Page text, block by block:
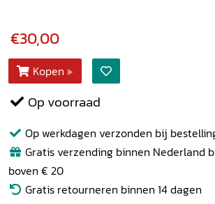
€30,00
Kopen
Op voorraad
Op werkdagen verzonden bij
Gratis verzending binnen Nederland
boven € 20
Gratis retourneren binnen 14 dagen